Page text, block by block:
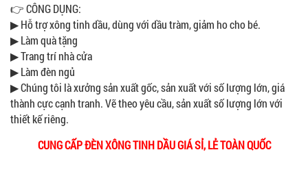
​👉 CÔNG DỤNG:
▶ Hỗ trợ xông tinh dầu, dùng với dầu tràm, giảm ho cho bé.
▶ Làm quà tặng
▶ Trang trí nhà cửa
▶ Làm đèn ngủ
▶ Chúng tôi là xưởng sản xuất gốc, sản xuất với số lượng lớn, giá
thành cực cạnh tranh. Vẽ theo yêu cầu, sản xuất số lượng lớn với
thiết kế riêng.
CUNG CẤP ĐÈN XÔNG TINH DẦU GIÁ SỈ, LẺ TOÀN QUỐC